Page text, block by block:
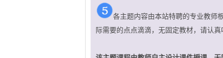
各主题内容由本站特聘的专业教师
际需要的点点滴滴，无固定教材，请认